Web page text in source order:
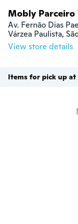
Mobly Parceiro
Av. Fernão Dias
Várzea Paulista,
View store details
Items for pick up